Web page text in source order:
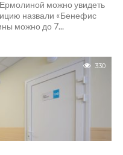
можно увидеть
назвали «Бенефис
можно до 7...
330